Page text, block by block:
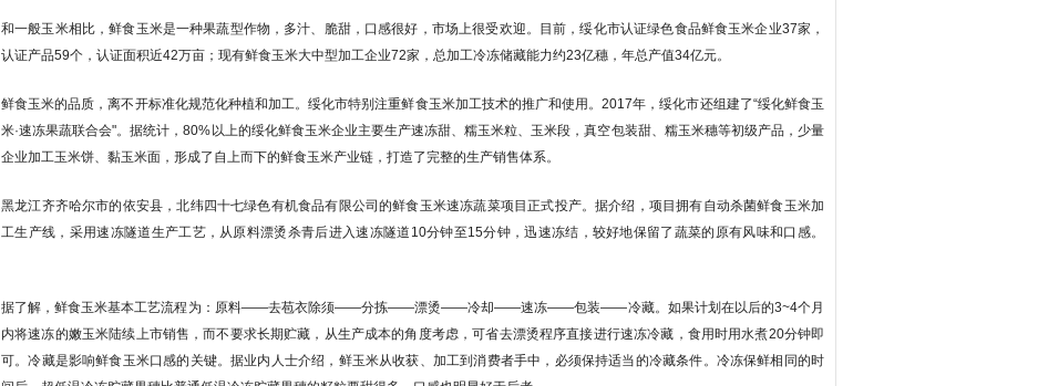
和一般玉米相比，鲜食玉米是一种果蔬型作物，多汁、脆甜，口感很好，市场上很受欢迎。目前，绥化市认证绿色食品鲜食玉米企业37家，
认证产品59个，认证面积近42万亩；现有鲜食玉米大中型加工企业72家，总加工冷冻储藏能力约23亿穗，年总产值34亿元。
鲜食玉米的品质，离不开标准化规范化种植和加工。绥化市特别注重鲜食玉米加工技术的推广和使用。2017年，绥化市还组建了“绥化鲜食玉
米·速冻果蔬联合会"。据统计，80%以上的绥化鲜食玉米企业主要生产速冻甜、糯玉米粒、玉米段，真空包装甜、糯玉米穗等初级产品，少量
企业加工玉米饼、黏玉米面，形成了自上而下的鲜食玉米产业链，打造了完整的生产销售体系。
黑龙江齐齐哈尔市的依安县，北纬四十七绿色有机食品有限公司的鲜食玉米速冻蔬菜项目正式投产。据介绍，项目拥有自动杀菌鲜食玉米加
工生产线，采用速冻隧道生产工艺，从原料漂烫杀青后进入速冻隧道10分钟至15分钟，迅速冻结，较好地保留了蔬菜的原有风味和口感。
据了解，鲜食玉米基本工艺流程为：原料――去苞衣除须――分拣――漂烫――冷却――速冻――包装――冷藏。如果计划在以后的3~4个月
内将速冻的嫩玉米陆续上市销售，而不要求长期贮藏，从生产成本的角度考虑，可省去漂烫程序直接进行速冻冷藏，食用时用水煮20分钟即
可。冷藏是影响鲜食玉米口感的关键。据业内人士介绍，鲜玉米从收获、加工到消费者手中，必须保持适当的冷藏条件。冷冻保鲜相同的时